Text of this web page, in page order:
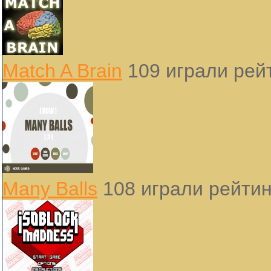
Match A Brain 109 играли
Many Balls 108 играли